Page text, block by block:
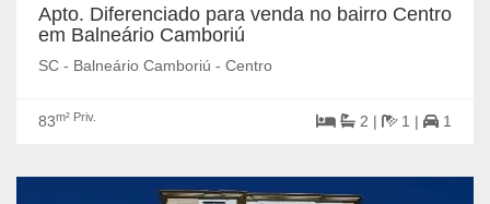
Apto. Diferenciado para venda no bairro Centro
em Balneário Camboriú
SC - Balneário Camboriú - Centro
83m² Priv. 2 | 1 | 1